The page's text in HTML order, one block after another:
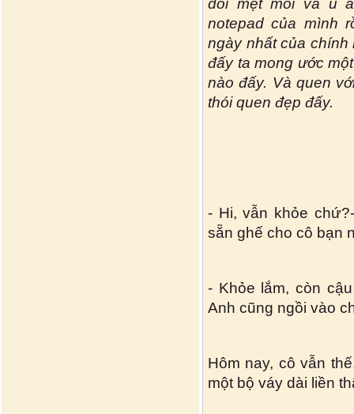
dỗi mệt mỏi và u
notepad của mình
ngày nhất của chính
đấy ta mong ước
nào đấy. Và quen
thói quen đẹp đấy.
- Hi, vẫn khỏe
sẵn ghế cho cô bạn
- Khỏe lắm, còn
Anh cũng ngồi vào
Hôm nay, cô vẫn
một bộ váy dài liền